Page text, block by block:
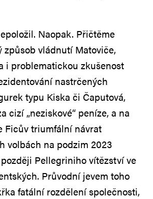
Naopak. Přičtěme
vládnutí Matoviče,
i problematickou zkušenost
nastrčených
typu Kiska či Čaputová,
cizí „neziskové“ peníze, a na
Ficův triumfální návrat
volbách na podzim 2023
Pellegriniho vítězství ve
Průvodní jevem toho
fatální rozdělení společnosti,